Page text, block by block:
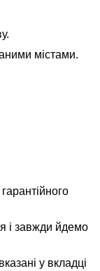
містами.
і завжди йдемо
у вкладці